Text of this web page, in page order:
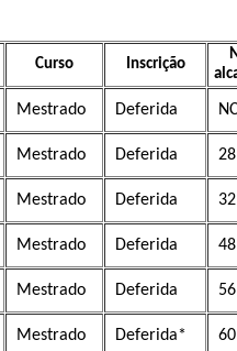
Curso Inscrição
Mestrado Deferida NC
Mestrado Deferida 28
Mestrado Deferida 32
Mestrado Deferida 48
Mestrado Deferida 56
Mestrado Deferida* 60